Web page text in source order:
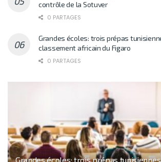
contrôle de la Sotuver
0 PARTAGES
Grandes écoles: trois prépas
classement africain du Figaro
0 PARTAGES
Grandes écoles: trois prépas